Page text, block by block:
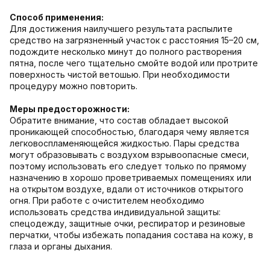
Способ применения:
Для достижения наилучшего результата распылите
средство на загрязненный участок с расстояния 15–20 см,
подождите несколько минут до полного растворения
пятна, после чего тщательно смойте водой или протрите
поверхность чистой ветошью. При необходимости
процедуру можно повторить.
Меры предосторожности:
Обратите внимание, что состав обладает высокой
проникающей способностью, благодаря чему является
легковоспламеняющейся жидкостью. Пары средства
могут образовывать с воздухом взрывоопасные смеси,
поэтому использовать его следует только по прямому
назначению в хорошо проветриваемых помещениях или
на открытом воздухе, вдали от источников открытого
огня. При работе с очистителем необходимо
использовать средства индивидуальной защиты:
спецодежду, защитные очки, респиратор и резиновые
перчатки, чтобы избежать попадания состава на кожу, в
глаза и органы дыхания.